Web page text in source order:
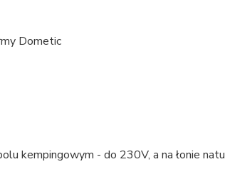
Dometic
kempingowym - do 230V, a na łonie